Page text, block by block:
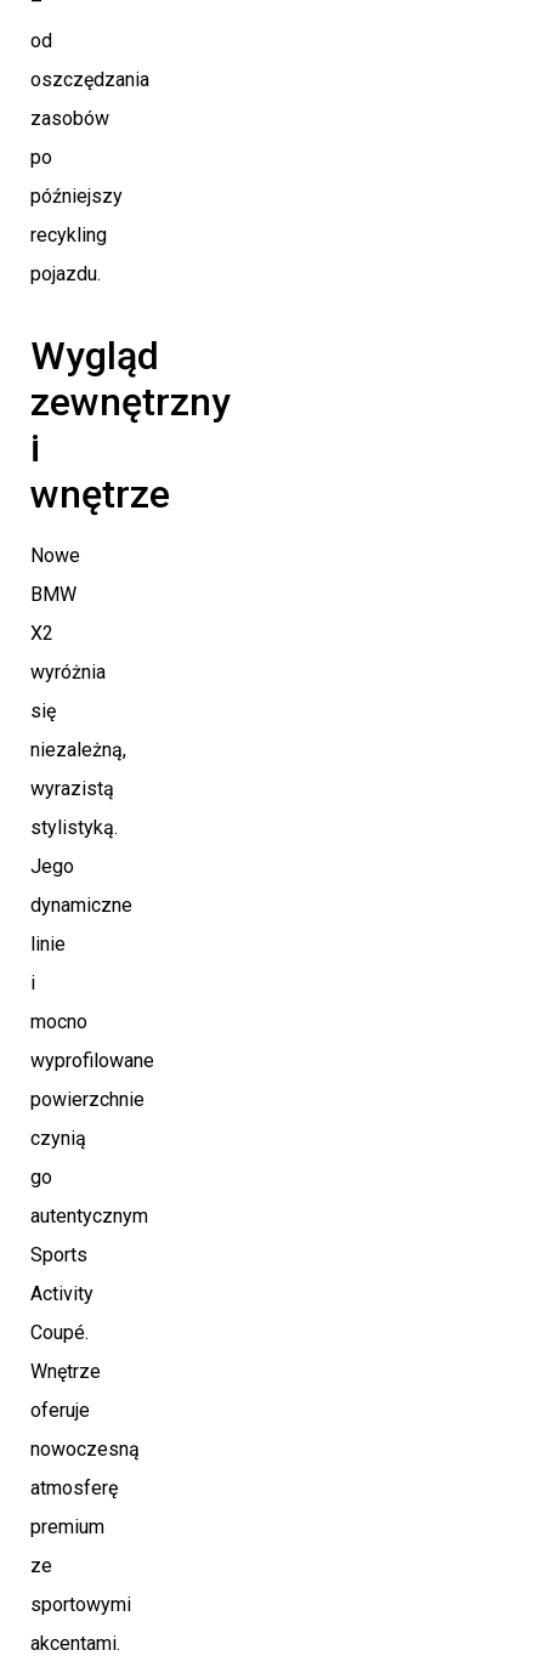
od
oszczędzania
zasobów
po
późniejszy
recykling
pojazdu.
Wygląd
zewnętrzny
i
wnętrze
Nowe
BMW
X2
wyróżnia
się
niezależną,
wyrazistą
stylistyką.
Jego
dynamiczne
linie
i
mocno
wyprofilowane
powierzchnie
czynią
go
autentycznym
Sports
Activity
Coupé.
Wnętrze
oferuje
nowoczesną
atmosferę
premium
ze
sportowymi
akcentami.